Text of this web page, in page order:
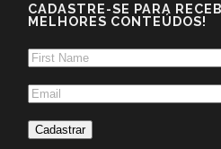
CADASTRE-SE PARA
MELHORES CONTEÚDOS!